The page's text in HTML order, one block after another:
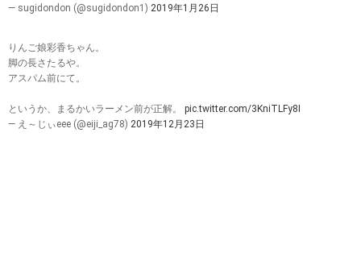
— sugidondon (@sugidondon1) 2019年1月26日
りんご娘彩香ちゃん。
脚の長さたるや。
アスパム前にて。
というか、まるかいラーメン前が正解。 pic.twitter.com/3KniTLFy8I
— え～じぃeee (@eiji_ag78) 2019年12月23日